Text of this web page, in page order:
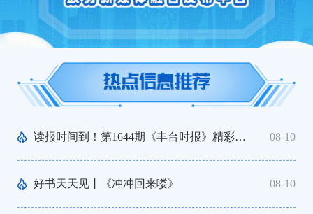
读报时间到！第1644期《丰台时报》精彩在线看 08-10
好书天天见丨《冲冲回来喽》 08-10